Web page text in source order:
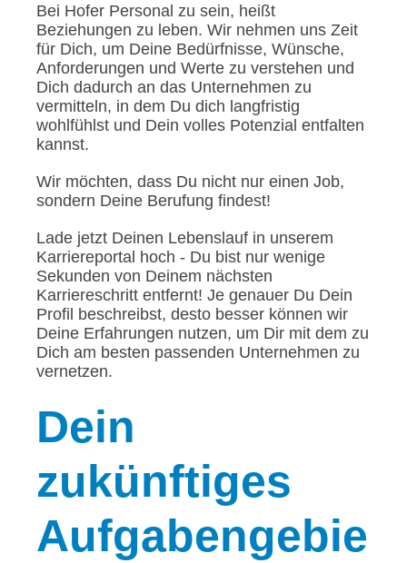
Bei Hofer Personal zu sein, heißt
Beziehungen zu leben. Wir nehmen uns Zeit
für Dich, um Deine Bedürfnisse, Wünsche,
Anforderungen und Werte zu verstehen und
Dich dadurch an das Unternehmen zu
vermitteln, in dem Du dich langfristig
wohlfühlst und Dein volles Potenzial entfalten
kannst.
Wir möchten, dass Du nicht nur einen Job,
sondern Deine Berufung findest!
Lade jetzt Deinen Lebenslauf in unserem
Karriereportal hoch - Du bist nur wenige
Sekunden von Deinem nächsten
Karriereschritt entfernt! Je genauer Du Dein
Profil beschreibst, desto besser können wir
Deine Erfahrungen nutzen, um Dir mit dem zu
Dich am besten passenden Unternehmen zu
vernetzen.
Dein
zukünftiges
Aufgabengebie